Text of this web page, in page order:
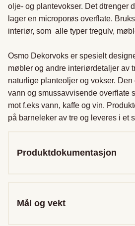
olje- og plantevokser. Det dtrenger
lager en microporøs overflate.
interiør, som  alle typer tregulv,
Osmo Dekorvoks er spesielt
møbler og andre interiørdetaljer av
naturlige planteoljer og vokser.
vann og smussavvisende overflate
mot f.eks vann, kaffe og vin.
på barneleker av tre og leveres i et
Produktdokumentasjon
Mål og vekt